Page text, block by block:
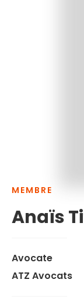
MEMBRE
Anaïs
Avocate
ATZ Avocats